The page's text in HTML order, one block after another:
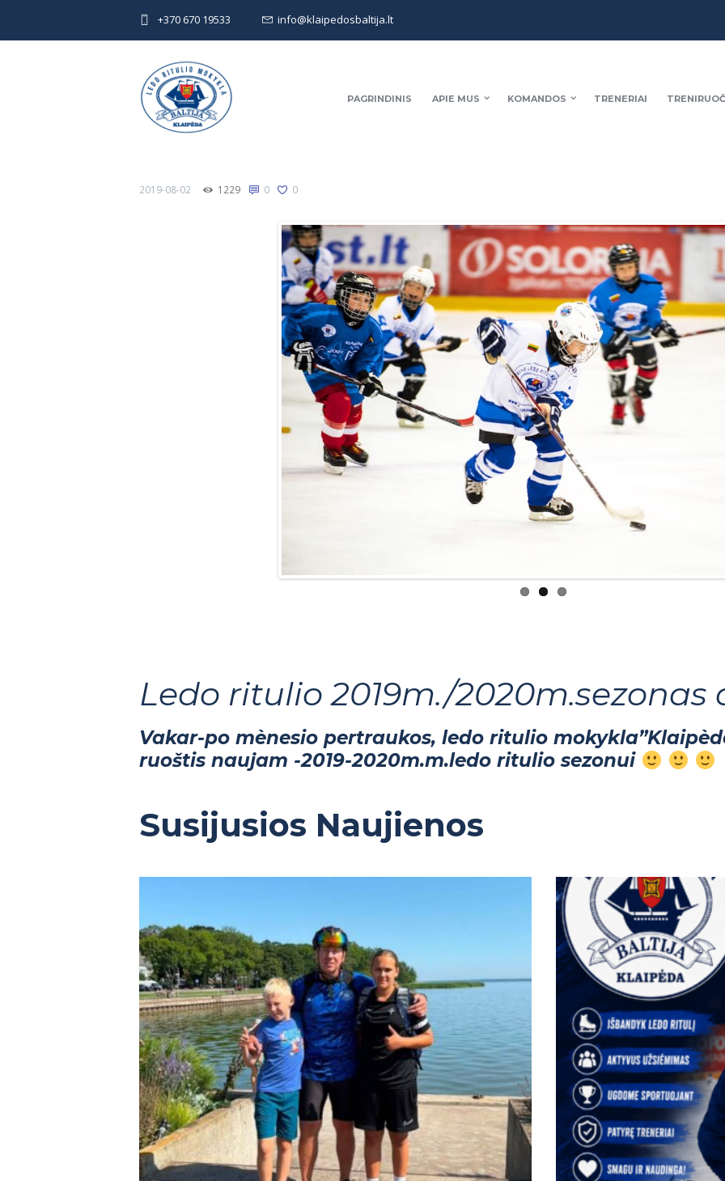
+370 670 19533 info@klaipedosbaltija.lt
PAGRINDINIS APIE MUS KOMANDOS TRENERIAI
2019-08-02 1229 0 0
Ledo ritulio 2019m./2020m.sezonas
Vakar-po mènesio pertraukos, ledo ritulio
ruoštis naujam -2019-2020m.m.ledo ritulio sezonui
Susijusios Naujienos